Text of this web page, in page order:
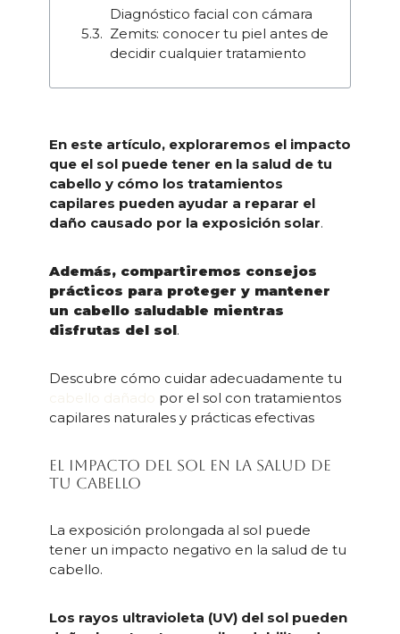
Diagnóstico facial con cámara
Zemits: conocer tu piel antes de
decidir cualquier tratamiento
En este artículo, exploraremos el impacto
que el sol puede tener en la salud de tu
cabello y cómo los tratamientos
capilares pueden ayudar a reparar el
daño causado por la exposición solar.
Además, compartiremos consejos
prácticos para proteger y mantener
un cabello saludable mientras
disfrutas del sol.
Descubre cómo cuidar adecuadamente tu
por el sol con tratamientos
capilares naturales y prácticas efectivas
El impacto del sol en la salud de
tu cabello
La exposición prolongada al sol puede
tener un impacto negativo en la salud de tu
cabello.
Los rayos ultravioleta (UV) del sol pueden